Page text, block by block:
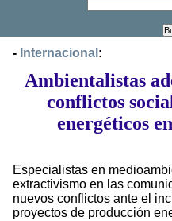
- Internacional :
Ambientalistas
conflictos
energéticos
Especialistas en
extractivismo en las
nuevos conflictos ante el
proyectos de producción